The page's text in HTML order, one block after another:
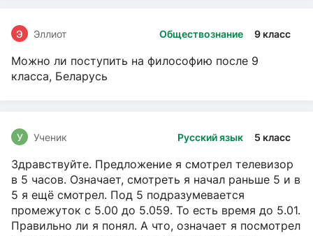
Обществознание 9 класс
Э Эллиот
Можно ли поступить на философию после 9
класса, Беларусь
Русский язык 5 класс
У Ученик
Здравствуйте. Предложение я смотрел телевизор
в 5 часов. Означает, смотреть я начал раньше 5 и в
5 я ещё смотрел. Под 5 подразумевается
промежуток с 5.00 до 5.059. То есть время до 5.01.
Правильно ли я понял. А что, означает я посмотрел